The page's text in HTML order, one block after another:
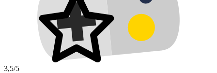
3,5/5